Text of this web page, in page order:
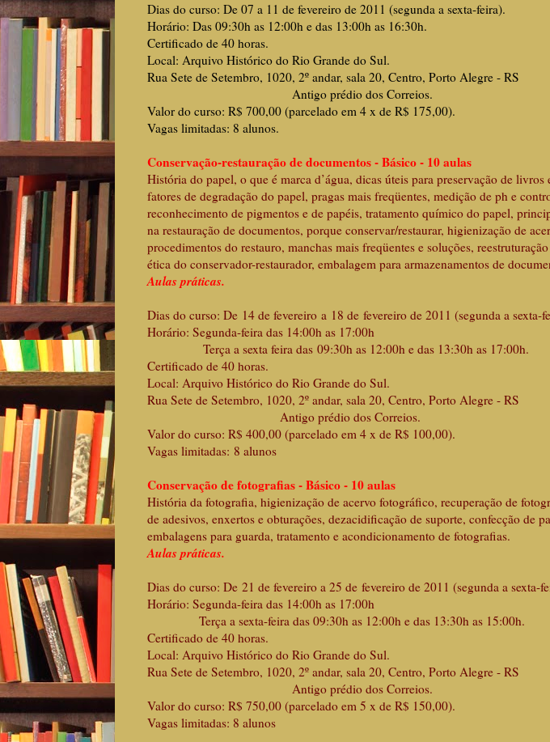
Dias do curso: De 07 a 11 de fevereiro de 2011 (segunda a sexta-feira).
Horário: Das 09:30h as 12:00h e das 13:00h as 16:30h.
Certificado de 40 horas.
Local: Arquivo Histórico do Rio Grande do Sul.
Rua Sete de Setembro, 1020, 2º andar, sala 20, Centro, Porto Alegre - RS
Antigo prédio dos Correios.
Valor do curso: R$ 700,00 (parcelado em 4 x de R$ 175,00).
Vagas limitadas: 8 alunos.
Conservação-restauração de documentos - Básico - 10 aulas
História do papel, o que é marca d’água, dicas úteis para preservação de livros
fatores de degradação do papel, pragas mais freqüentes, medição de ph e
reconhecimento de pigmentos e de papéis, tratamento químico do papel,
na restauração de documentos, porque conservar/restaurar, higienização de
procedimentos do restauro, manchas mais freqüentes e soluções,
ética do conservador-restaurador, embalagem para armazenamentos de
Aulas práticas.
Dias do curso: De 14 de fevereiro a 18 de fevereiro de 2011 (segunda a sexta-
Horário: Segunda-feira das 14:00h as 17:00h
Terça a sexta feira das 09:30h as 12:00h e das 13:30h as 17:00h.
Certificado de 40 horas.
Local: Arquivo Histórico do Rio Grande do Sul.
Rua Sete de Setembro, 1020, 2º andar, sala 20, Centro, Porto Alegre - RS
Antigo prédio dos Correios.
Valor do curso: R$ 400,00 (parcelado em 4 x de R$ 100,00).
Vagas limitadas: 8 alunos
Conservação de fotografias - Básico - 10 aulas
História da fotografia, higienização de acervo fotográfico, recuperação de
de adesivos, enxertos e obturações, dezacidificação de suporte, confecção de
embalagens para guarda, tratamento e acondicionamento de fotografias.
Aulas práticas.
Dias do curso: De 21 de fevereiro a 25 de fevereiro de 2011 (segunda a sexta-
Horário: Segunda-feira das 14:00h as 17:00h
Terça a sexta-feira das 09:30h as 12:00h e das 13:30h as 15:00h.
Certificado de 40 horas.
Local: Arquivo Histórico do Rio Grande do Sul.
Rua Sete de Setembro, 1020, 2º andar, sala 20, Centro, Porto Alegre - RS
Antigo prédio dos Correios.
Valor do curso: R$ 750,00 (parcelado em 5 x de R$ 150,00).
Vagas limitadas: 8 alunos